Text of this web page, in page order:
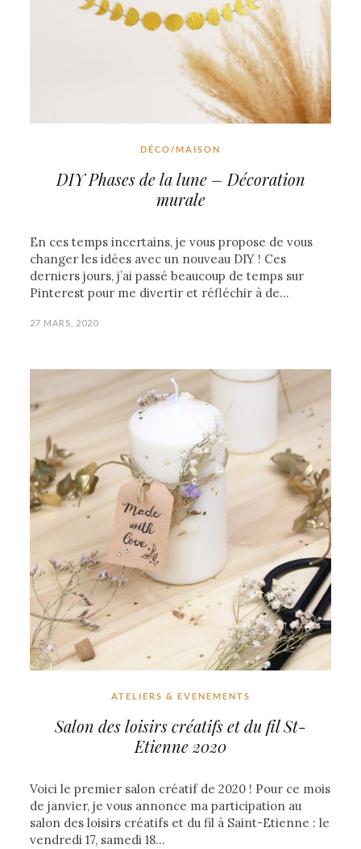
DÉCO/MAISON
DIY Phases de la lune – Décoration
murale
En ces temps incertains, je vous propose de vous
changer les idées avec un nouveau DIY ! Ces
derniers jours, j’ai passé beaucoup de temps sur
Pinterest pour me divertir et réfléchir à de…
27 MARS, 2020
ATELIERS & EVENEMENTS
Salon des loisirs créatifs et du fil St-
Etienne 2020
Voici le premier salon créatif de 2020 ! Pour ce mois
de janvier, je vous annonce ma participation au
salon des loisirs créatifs et du fil à Saint-Etienne : le
vendredi 17, samedi 18…